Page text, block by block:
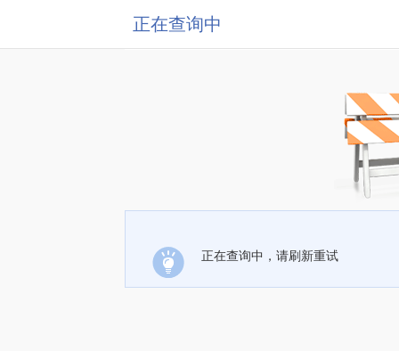
正在查询中
正在查询中，请刷新重试